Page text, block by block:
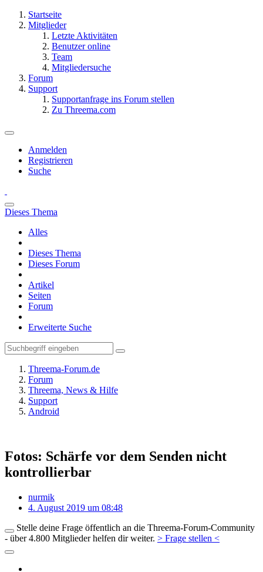
Startseite
Mitglieder
Letzte Aktivitäten
Benutzer online
Team
Mitgliedersuche
Forum
Support
Supportanfrage ins Forum stellen
Zu Threema.com
Anmelden
Registrieren
Suche
Dieses Thema
Alles
Dieses Thema
Dieses Forum
Artikel
Seiten
Forum
Erweiterte Suche
Threema-Forum.de
Forum
Threema, News & Hilfe
Support
Android
Fotos: Schärfe vor dem Senden nicht
kontrollierbar
nurmik
4. August 2019 um 08:48
Stelle deine Frage öffentlich an die Threema-Forum-Community
- über 4.800 Mitglieder helfen dir weiter. > Frage stellen <